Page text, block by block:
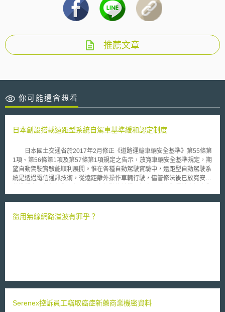
推薦文章
你可能還會想看
日本創設搭載遠距型系統自駕車基準緩和認定制度
日本國土交通省於2017年2月修正《道路運輸車輛安全基準》第55條第
1項、第56條第1項及第57條第1項規定之告示，放寬車輛安全基準規定，期
望自動駕駛實驗能順利展開。惟在各種自動駕駛實驗中，遠距型自動駕駛系
統是透過電信通訊技術，從遠距離外操作車輛行駛，儘管修法後已放寬安全
基準》相距甚遠，想一律判斷其符合安全基準有所困難。據此，為使遠距型
遠距型系統自駕車基準緩和認定制度」，明確規定遠距型自駕系統實施道路
盜用無線網路溢波有罪乎？
Serenex控訴員工竊取癌症新藥商業機密資料